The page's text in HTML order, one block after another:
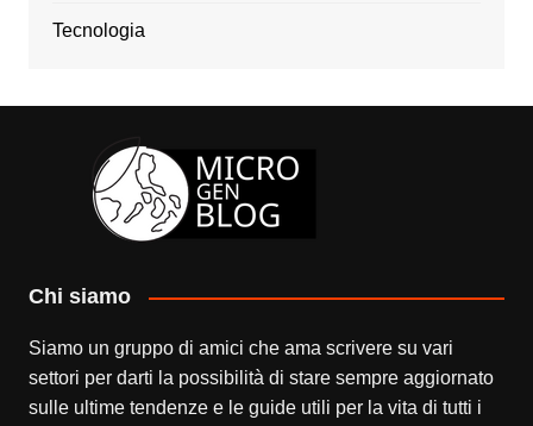
Tecnologia
Chi siamo
Siamo un gruppo di amici che ama scrivere su vari
settori per darti la possibilità di stare sempre aggiornato
sulle ultime tendenze e le guide utili per la vita di tutti i